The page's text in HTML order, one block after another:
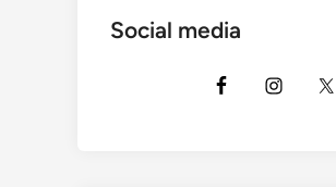
Social media